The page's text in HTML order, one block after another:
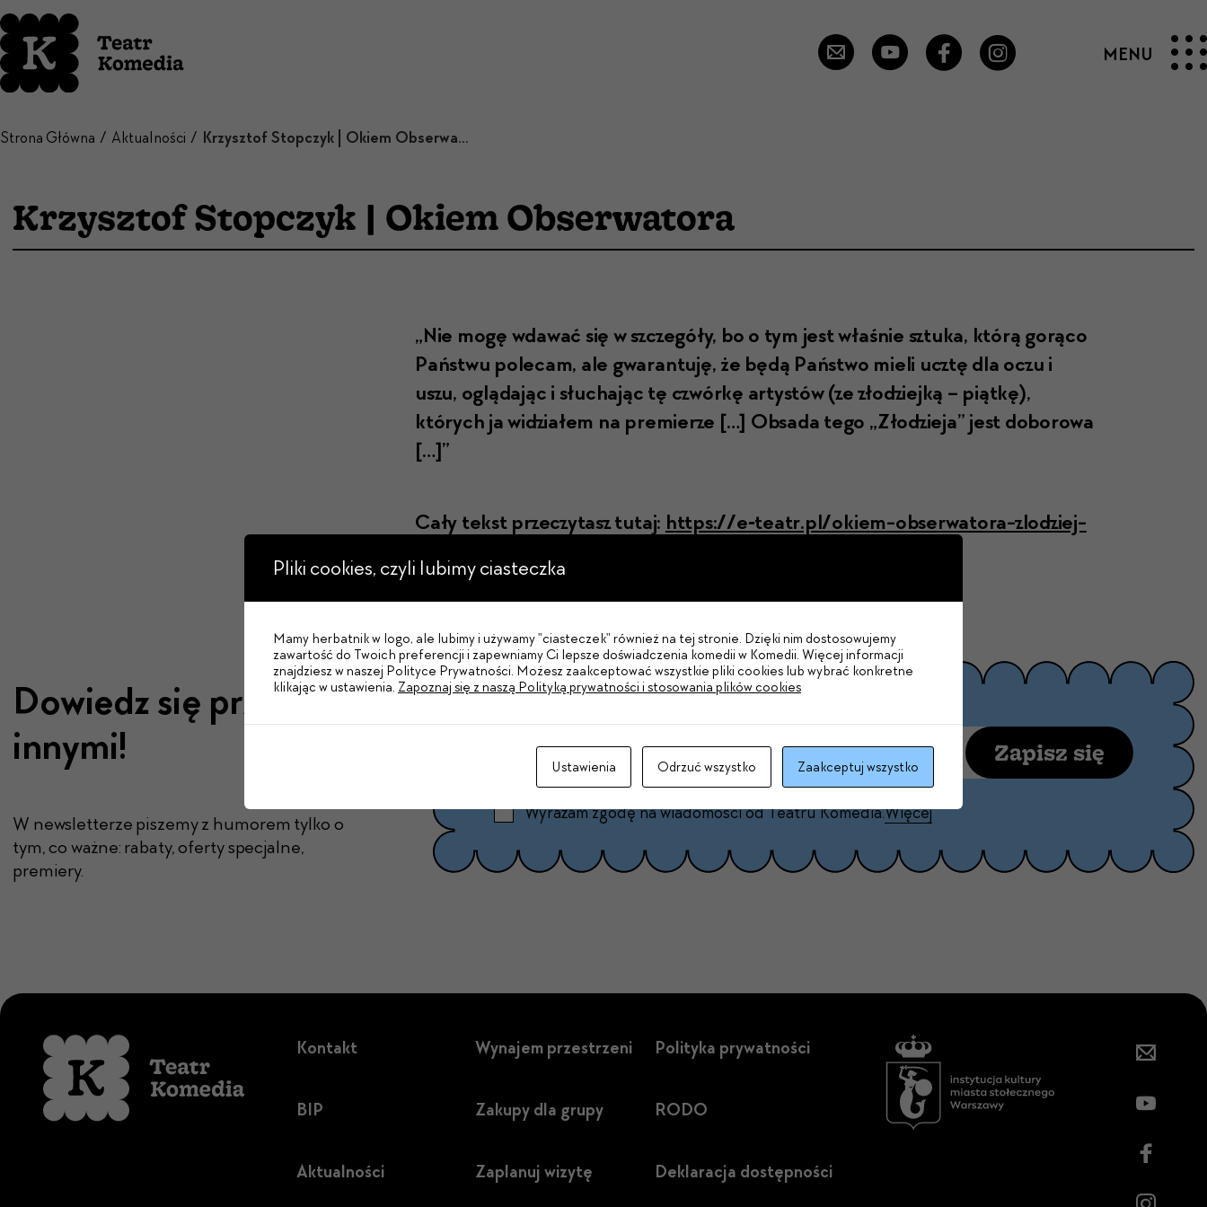
Strona Główna Aktualności Krzysztof Stopczyk | Okiem Obserwatora
Krzysztof Stopczyk | Okiem Obserwatora
„Nie mogę wdawać się w szczegóły, bo o tym jest właśnie sztu­ka, którą gorą­co
Państ­wu pole­cam, ale gwaran­tu­ję, że będą Państ­wo mieli ucztę dla oczu i
uszu, oglą­da­jąc i słucha­jąc tę czwórkę artys­tów (ze złodziejką – piątkę),
których ja widzi­ałem na pre­mierze […] Obsa­da tego „Złodzie­ja” jest doborowa
[…]”
Cały tekst przeczy­tasz tutaj: https://e‑teatr.pl/okiem-obserwatora-zlodziej-
Dowiedz się przed
innymi!
W newsletterze piszemy z humorem tylko o
tym, co ważne: rabaty, oferty specjalne,
premiery.
Zapisz się
Wyrażam zgodę na wiadomości od Teatru Komedia.Więcej
Kontakt Wynajem przestrzeni Polityka prywatności
BIP Zakupy dla grupy RODO
Aktualności Zaplanuj wizytę Deklaracja dostępności
Pliki cookies, czyli lubimy ciasteczka
Mamy herbatnik w logo, ale lubimy i używamy "ciasteczek" również na tej stronie. Dzięki nim dostosowujemy
zawartość do Twoich preferencji i zapewniamy Ci lepsze doświadczenia komedii w Komedii. Więcej informacji
znajdziesz w naszej Polityce Prywatności. Możesz zaakceptować wszystkie pliki cookies lub wybrać konkretne
klikając w ustawienia. Zapoznaj się z naszą Polityką prywatności i stosowania plików cookies
Ustawienia Odrzuć wszystko Zaakceptuj wszystko